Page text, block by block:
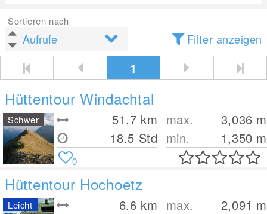
Sortieren nach
Filter anzeigen
1
Hüttentour Windachtal
51.7 km
18.5 Std
max. 3,036 m
min.
1,350 m
Schwer
0
Hüttentour Hochoetz
6.6 km max. 2,091 m
Leicht